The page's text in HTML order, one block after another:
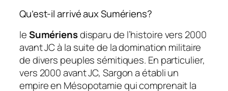
Qu’est-il arrivé aux Sumériens?
leSumériensdisparu de l’histoire vers 2000
avant JC à la suite de la domination militaire
de divers peuples sémitiques. En particulier,
vers 2000 avant JC, Sargon a établi un
empire en Mésopotamie qui comprenait la